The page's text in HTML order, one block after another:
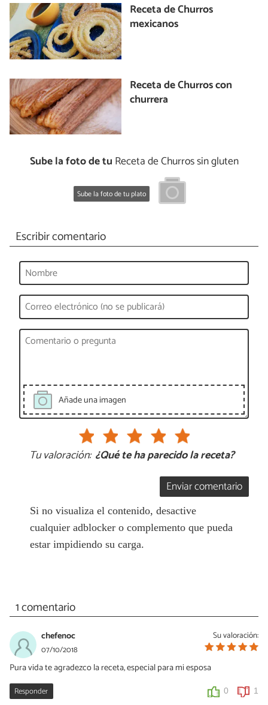
Receta de Churros
mexicanos
Receta de Churros con
churrera
Sube la foto de tu Receta de Churros sin gluten
Sube la foto de tu plato
Escribir comentario
Añade una imagen
Tu valoración: ¿Qué te ha parecido la receta?
Enviar comentario
Si no visualiza el contenido, desactive
cualquier adblocker o complemento que pueda
estar impidiendo su carga.
1 comentario
Su valoración:
chefenoc
07/10/2018
Pura vida te agradezco la receta, especial para mi esposa
Responder 0 1